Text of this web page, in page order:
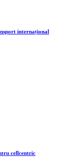
internațional
cellcentric